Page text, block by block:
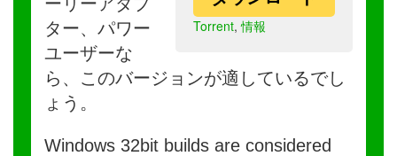
Torrent,情報
ター、パワー
ユーザーな
ら、このバージョンが適しているでし
ょう。
Windows 32bit builds are considered